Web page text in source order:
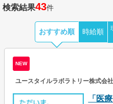
検索結果43件
おすすめ順 時給順
NEW
ユースタイルラボラトリー株式会社
「医